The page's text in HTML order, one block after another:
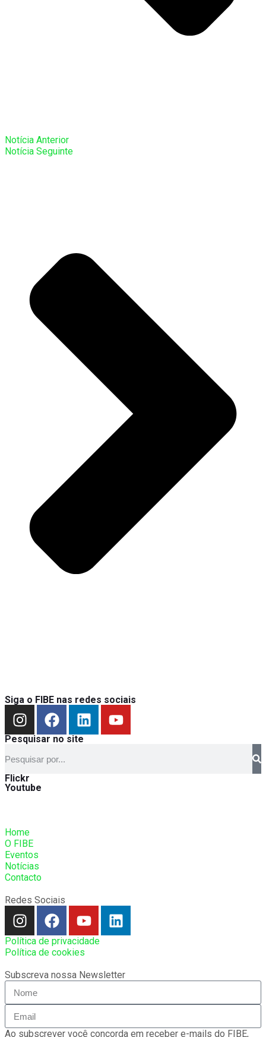
Notícia Anterior
Notícia Seguinte
Siga o FIBE nas redes sociais
Pesquisar no site
Flickr
Youtube
Home
O FIBE
Eventos
Notícias
Contacto
Redes Sociais
Política de privacidade
Política de cookies
Subscreva nossa Newsletter
Ao subscrever você concorda em receber e-mails do FIBE,